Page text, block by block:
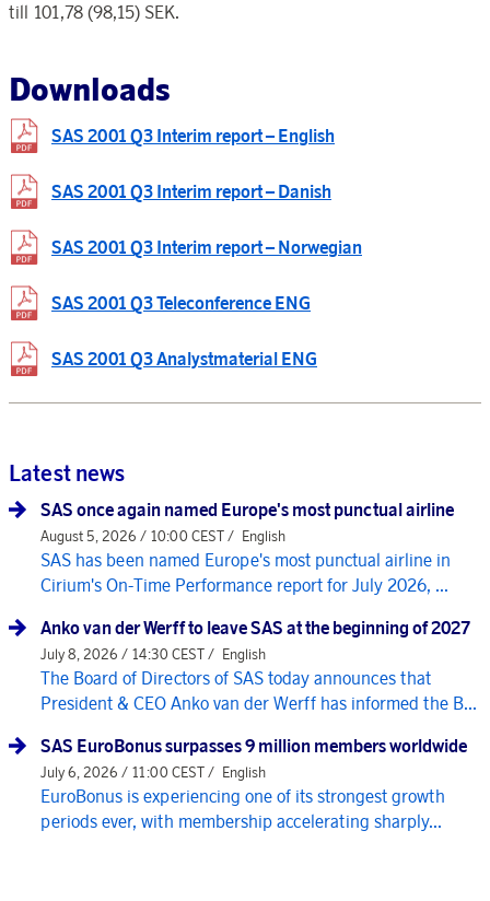
till 101,78 (98,15) SEK.
Downloads
SAS 2001 Q3 Interim report – English
SAS 2001 Q3 Interim report – Danish
SAS 2001 Q3 Interim report – Norwegian
SAS 2001 Q3 Teleconference ENG
SAS 2001 Q3 Analystmaterial ENG
Latest news
SAS once again named Europe's most punctual airline
August 5, 2026 / 10:00 CEST / English
SAS has been named Europe's most punctual airline in
Cirium's On-Time Performance report for July 2026, ...
Anko van der Werff to leave SAS at the beginning of 2027
July 8, 2026 / 14:30 CEST / English
The Board of Directors of SAS today announces that
President & CEO Anko van der Werff has informed the B...
SAS EuroBonus surpasses 9 million members worldwide
July 6, 2026 / 11:00 CEST / English
EuroBonus is experiencing one of its strongest growth
periods ever, with membership accelerating sharply...